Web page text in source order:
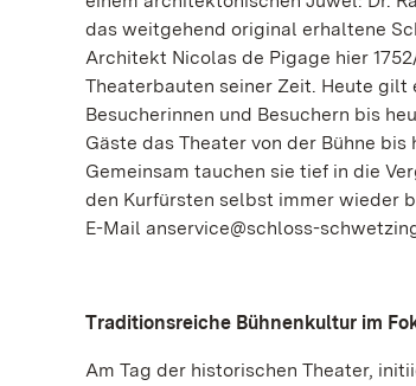
das weitgehend original erhaltene
Architekt Nicolas de Pigage hier
Theaterbauten seiner Zeit. Heute gilt
Besucherinnen und Besuchern bis
Gäste das Theater von der Bühne
Gemeinsam tauchen sie tief in die
den Kurfürsten selbst immer wieder
E-Mail anservice@schloss-
Traditionsreiche Bühnenkultur im
Am Tag der historischen Theater,